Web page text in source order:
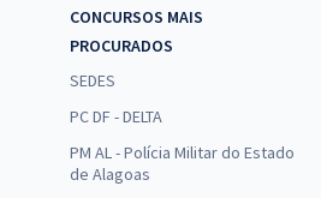
CONCURSOS MAIS
PROCURADOS
SEDES
PC DF - DELTA
PM AL - Polícia Militar do Estado
de Alagoas